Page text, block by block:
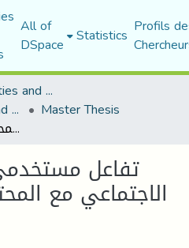
All of
DSpace Statistics Profils
Faculty of Humanities and Social Sciences
Department of Media and Communication Studies Master Thesis
تفاعل مستخدمي شبكات التواصل الاجتماعي مع المحتوى السياحي في الجزائر
تفاعل
الاجتماعي مع